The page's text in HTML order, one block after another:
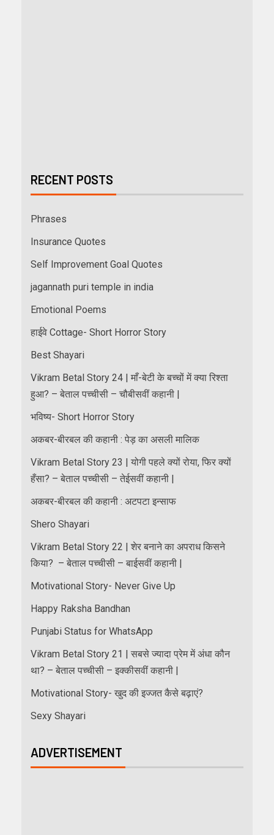
RECENT POSTS
Phrases
Insurance Quotes
Self Improvement Goal Quotes
jagannath puri temple in india
Emotional Poems
हाईवे Cottage- Short Horror Story
Best Shayari
Vikram Betal Story 24 | माँ-बेटी के बच्चों में क्या रिश्ता
हुआ? – बेताल पच्चीसी – चौबीसवीं कहानी |
भविष्य- Short Horror Story
अकबर-बीरबल की कहानी : पेड़ का असली मालिक
Vikram Betal Story 23 | योगी पहले क्यों रोया, फिर क्यों
हँसा? – बेताल पच्चीसी – तेईसवीं कहानी |
अकबर-बीरबल की कहानी : अटपटा इन्साफ
Shero Shayari
Vikram Betal Story 22 | शेर बनाने का अपराध किसने
किया? – बेताल पच्चीसी – बाईसवीं कहानी |
Motivational Story- Never Give Up
Happy Raksha Bandhan
Punjabi Status for WhatsApp
Vikram Betal Story 21 | सबसे ज्यादा प्रेम में अंधा कौन
था? – बेताल पच्चीसी – इक्कीसवीं कहानी |
Motivational Story- खुद की इज्जत कैसे बढ़ाएं?
Sexy Shayari
ADVERTISEMENT